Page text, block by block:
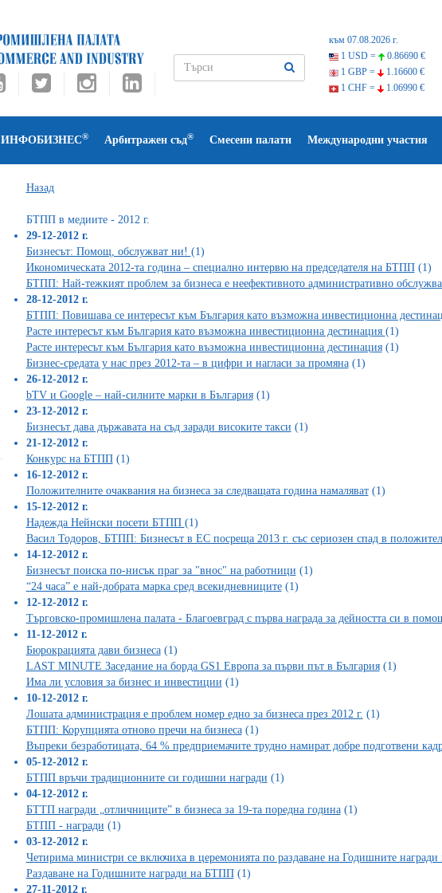
към 07.08.2026 г.
1 USD =
0.86690 €
1 GBP =
1.16600 €
1 CHF =
1.06990 €
ИНФОБИЗНЕС® Арбитражен съд® Смесени палати Международни участия
Назад
БTПП в медиите - 2012 г.
29-12-2012 г.
Бизнесът: Помощ, обслужват ни! (1)
Икономическата 2012-та година – специално интервю на председателя на БТПП(1)
БТПП: Най-тежкият проблем за бизнеса е неефективното административно
28-12-2012 г.
БТПП: Повишава се интересът към България като възможна инвестиционна
Расте интересът към България като възможна инвестиционна дестинация (1)
Расте интересът към България като възможна инвестиционна дестинация(1)
Бизнес-средата у нас през 2012-та – в цифри и нагласи за промяна(1)
26-12-2012 г.
bTV и Google – най-силните марки в България(1)
23-12-2012 г.
Бизнесът дава държавата на съд заради високите такси (1)
21-12-2012 г.
Конкурс на БТПП(1)
16-12-2012 г.
Положителните очаквания на бизнеса за следващата година намаляват(1)
15-12-2012 г.
Надежда Нейнски посети БТПП (1)
Васил Тодоров, БТПП: Бизнесът в ЕС посреща 2013 г. със сериозен спад в
14-12-2012 г.
Бизнесът поиска по-нисък праг за "внос" на работници (1)
“24 часа” е най-добрата марка сред всекидневниците(1)
12-12-2012 г.
Търговско-промишлена палата - Благоевград с първа награда за дейността си в
11-12-2012 г.
Бюрокрацията дави бизнеса(1)
LAST MINUTE Заседание на борда GS1 Европа за първи път в България(1)
Има ли условия за бизнес и инвестиции (1)
10-12-2012 г.
Лошата администрация е проблем номер едно за бизнеса през 2012 г. (1)
БТПП: Корупцията отново пречи на бизнеса(1)
Въпреки безработицата, 64 % предприемачите трудно намират добре подготвени
05-12-2012 г.
БТПП връчи традиционните си годишни награди (1)
04-12-2012 г.
БТТП награди „отличниците” в бизнеса за 19-та поредна година(1)
БТПП - награди (1)
03-12-2012 г.
Четирима министри се включиха в церемонията по раздаване на Годишните награди
Раздаване на Годишните награди на БТПП(1)
27-11-2012 г.